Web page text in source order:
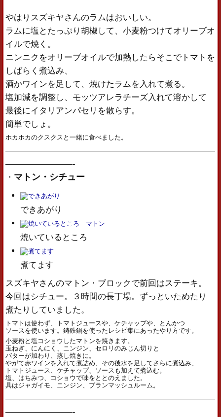
やはりスズキヤさんのラムはおいしい。
ラムに塩とたっぷり胡椒して、小麦粉つけてオリーブオ
イルで焼く。
ニンニクをオリーブオイルで加熱したらそこでトマトを
しばらく煮込み、
酒かワインを足して、焼けたラムを入れて煮る。
塩加減を調整し、モッツアレラチーズ入れて溶かして
最後にイタリアンパセリを散らす。
簡単でしょ。
ホカホカのクスクスと一緒に食べました。
—————————————————————————
————————-
・ マトン・シチュー
できあがり
焼いているところ
煮てます
スズキヤさんのマトン・ブロックで前回はステーキ。
今回はシチュー。３時間の長丁場。ずっといためたり
煮たりしていました。
トマトは使わず、トマトジュースや、ケチャップや、とんかつ
ソースを使います。鋳鉄鍋を使ったレシピ集にあったやり方です。
小麦粉と塩コショウしたマトンを焼きます。
玉ねぎ、にんにく、ニンジン、セロリのみじん切りと
バターが加わり、蒸し焼きに。
やがて赤ワインを入れて煮詰め、その後水を足してさらに煮込み、
トマトジュース、ケチャップ、ソースも加えて煮込む。
塩、はちみつ、コショウで味をととのえました。
具はジャガイモ、ニンジン、ブランマッシュルーム。
—————————————————————————
————————-